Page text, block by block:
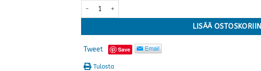
Linnea kulmasohvaryhmä, beige/musta määrä
LISÄÄ OSTOSKORIIN
Tweet Save
Tulosta